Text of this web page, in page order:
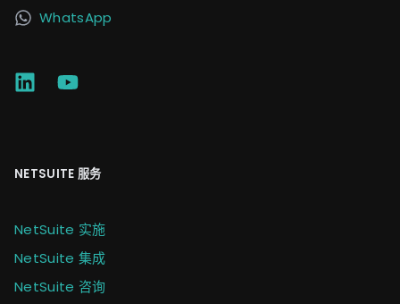
WhatsApp
NETSUITE 服务
NetSuite 实施
NetSuite 集成
NetSuite 咨询